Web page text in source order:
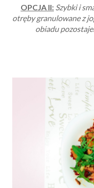
OPCJA II: Szybki i
otręby granulowane z
obiadu